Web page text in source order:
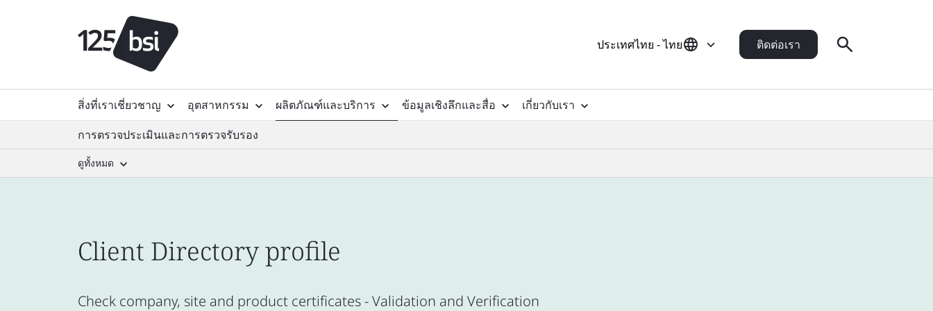
ประเทศไทย - ไทย ติดต่อเรา
สิ่งที่เราเชี่ยวชาญ อุตสาหกรรม ผลิตภัณฑ์และบริการ ข้อมูลเชิงลึกและสื่อ
เกี่ยวกับเรา
การตรวจประเมินและการตรวจรับรอง
ดูทั้งหมด
Client Directory profile
Check company, site and product certificates - Validation and Verification